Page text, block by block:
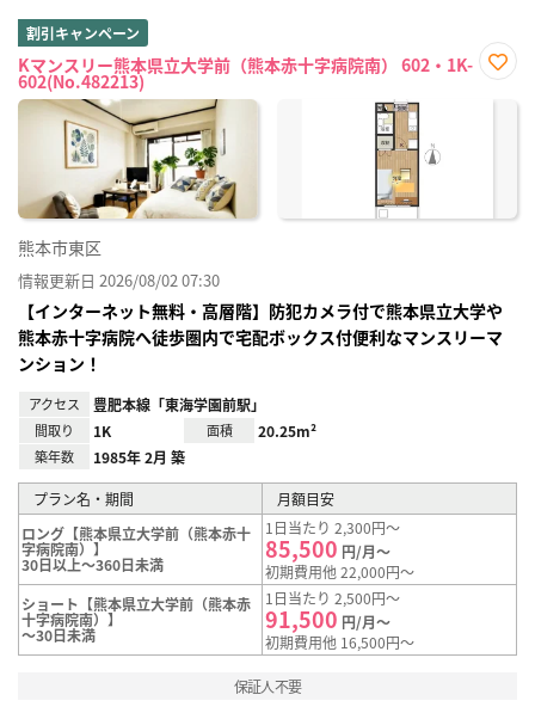
割引キャンペーン
Kマンスリー熊本県立大学前（熊本赤十字病院南） 602・1K-
602(No.482213)
に入
熊本市東区
情報更新日 2026/08/02 07:30
【インターネット無料・高層階】防犯カメラ付で熊本県立大学や
熊本赤十字病院へ徒歩圏内で宅配ボックス付便利なマンスリーマ
ンション！
アクセス 豊肥本線「東海学園前駅」
間取り 1K 面積 20.25m²
築年数 1985年 2月 築
プラン名・期間
月額目安
ロング【熊本県立大学前（熊本赤十
字病院南）】
30日以上～360日未満
1日当たり 2,300円～
85,500 円/月～
初期費用他 22,000円～
ショート【熊本県立大学前（熊本赤
十字病院南）】
～30日未満
1日当たり 2,500円～
91,500 円/月～
初期費用他 16,500円～
保証人不要